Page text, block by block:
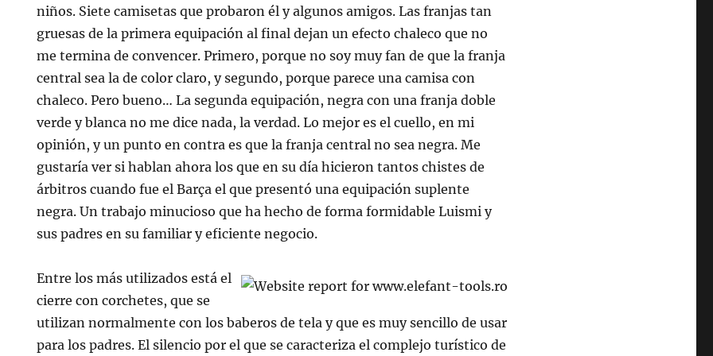
niños. Siete camisetas que probaron él y algunos amigos. Las franjas tan
gruesas de la primera equipación al final dejan un efecto chaleco que no
me termina de convencer. Primero, porque no soy muy fan de que la franja
central sea la de color claro, y segundo, porque parece una camisa con
chaleco. Pero bueno… La segunda equipación, negra con una franja doble
verde y blanca no me dice nada, la verdad. Lo mejor es el cuello, en mi
opinión, y un punto en contra es que la franja central no sea negra. Me
gustaría ver si hablan ahora los que en su día hicieron tantos chistes de
árbitros cuando fue el Barça el que presentó una equipación suplente
negra. Un trabajo minucioso que ha hecho de forma formidable Luismi y
sus padres en su familiar y eficiente negocio.
Entre los más utilizados está el
cierre con corchetes, que se
utilizan normalmente con los baberos de tela y que es muy sencillo de usar
para los padres. El silencio por el que se caracteriza el complejo turístico de